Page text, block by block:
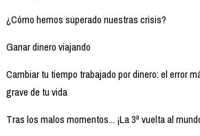
¿Cómo hemos superado nuestras crisis?
Ganar dinero viajando
Cambiar tu tiempo trabajado por dinero: el error
grave de tu vida
Tras los malos momentos... ¡La 3ª vuelta al